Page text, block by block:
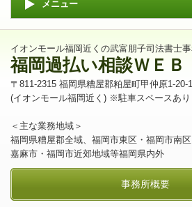
メニュー
イオンモール福岡近くの武富朋子司法書士
福岡過払い相談ＷＥＢ
〒811-2315 福岡県糟屋郡粕屋町甲仲原1-20-
(イオンモール福岡近く) ※駐車スペースあり
＜主な業務地域＞
福岡県糟屋郡全域、福岡市東区・福岡市南
嘉麻市・福岡市近郊地域等福岡県内外
事務所概要